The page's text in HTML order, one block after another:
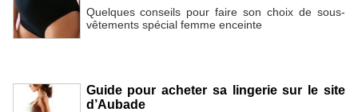
Quelques conseils pour faire son choix de sous-
vêtements spécial femme enceinte
Guide pour acheter sa lingerie sur le site
d’Aubade